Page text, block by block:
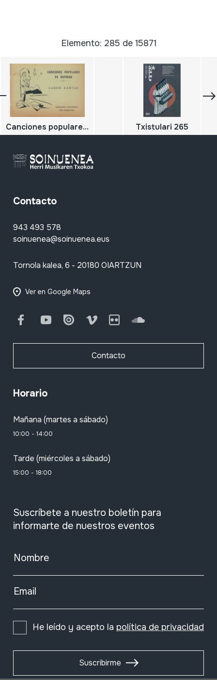
Elemento: 285 de 15871
Canciones populares de Navidad. Gabon Kantak. Txistulari 265
Contacto
943 493 578
soinuenea@soinuenea.eus
Tornola kalea, 6 - 20180 OIARTZUN
Ver en Google Maps
FacebookYoutube Issuu Vimeo Flickr SoundCloud
Contacto
Horario
Mañana (martes a sábado)
10:00 - 14:00
Tarde (miércoles a sábado)
15:00 - 18:00
Suscríbete a nuestro boletín para
informarte de nuestros eventos
Nombre
Email
He leído y acepto la política de privacidad
Suscribirme